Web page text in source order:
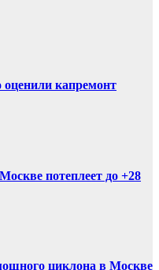
капремонт
потеплеет до +28
циклона в Москве